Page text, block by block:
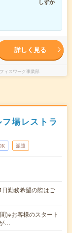
しずか
詳しく見る
ィスワーク事業部
場レストラ
派遣
勤務希望の際はご
)※お客様のスタート
…